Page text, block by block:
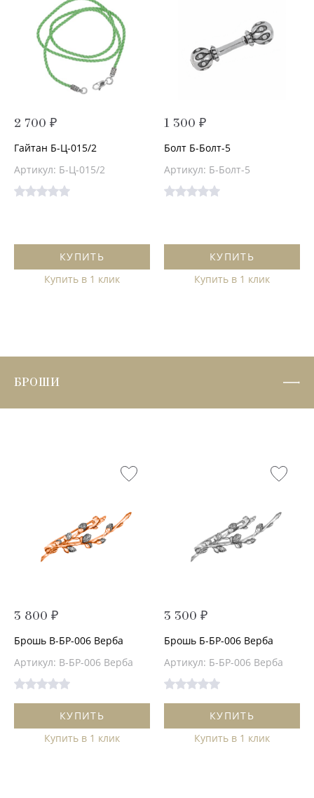
2 700 ₽
Гайтан Б-Ц-015/2
Артикул: Б-Ц-015/2
КУПИТЬ
Купить в 1 клик
1 300 ₽
Болт Б-Болт-5
Артикул: Б-Болт-5
КУПИТЬ
Купить в 1 клик
БРОШИ
3 800 ₽
Брошь В-БР-006 Верба
Артикул: В-БР-006 Верба
КУПИТЬ
Купить в 1 клик
3 300 ₽
Брошь Б-БР-006 Верба
Артикул: Б-БР-006 Верба
КУПИТЬ
Купить в 1 клик